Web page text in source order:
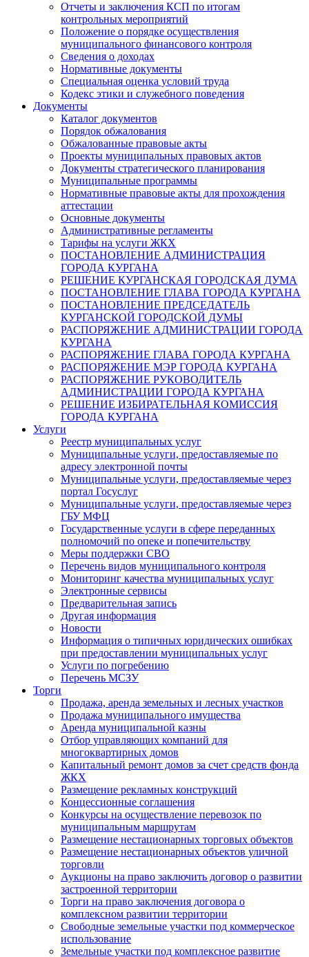
Отчеты и заключения КСП по итогам
контрольных мероприятий
Положение о порядке осуществления
муниципального финансового контроля
Сведения о доходах
Нормативные документы
Специальная оценка условий труда
Кодекс этики и служебного поведения
Документы
Каталог документов
Порядок обжалования
Обжалованные правовые акты
Проекты муниципальных правовых актов
Документы стратегического планирования
Муниципальные программы
Нормативные правовые акты для прохождения
аттестации
Основные документы
Административные регламенты
Тарифы на услуги ЖКХ
ПОСТАНОВЛЕНИЕ АДМИНИСТРАЦИЯ
ГОРОДА КУРГАНА
РЕШЕНИЕ КУРГАНСКАЯ ГОРОДСКАЯ ДУМА
ПОСТАНОВЛЕНИЕ ГЛАВА ГОРОДА КУРГАНА
ПОСТАНОВЛЕНИЕ ПРЕДСЕДАТЕЛЬ
КУРГАНСКОЙ ГОРОДСКОЙ ДУМЫ
РАСПОРЯЖЕНИЕ АДМИНИСТРАЦИИ ГОРОДА
КУРГАНА
РАСПОРЯЖЕНИЕ ГЛАВА ГОРОДА КУРГАНА
РАСПОРЯЖЕНИЕ МЭР ГОРОДА КУРГАНА
РАСПОРЯЖЕНИЕ РУКОВОДИТЕЛЬ
АДМИНИСТРАЦИИ ГОРОДА КУРГАНА
РЕШЕНИЕ ИЗБИРАТЕЛЬНАЯ КОМИССИЯ
ГОРОДА КУРГАНА
Услуги
Реестр муниципальных услуг
Муниципальные услуги, предоставляемые по
адресу электронной почты
Муниципальные услуги, предоставляемые через
портал Госуслуг
Муниципальные услуги, предоставляемые через
ГБУ МФЦ
Государственные услуги в сфере переданных
полномочий по опеке и попечительству
Меры поддержки СВО
Перечень видов муниципального контроля
Мониторинг качества муниципальных услуг
Электронные сервисы
Предварительная запись
Другая информация
Новости
Информация о типичных юридических ошибках
при предоставлении муниципальных услуг
Услуги по погребению
Перечень МСЗУ
Торги
Продажа, аренда земельных и лесных участков
Продажа муниципального имущества
Аренда муниципальной казны
Отбор управляющих компаний для
многоквартирных домов
Капитальный ремонт домов за счет средств фонда
ЖКХ
Размещение рекламных конструкций
Концессионные соглашения
Конкурсы на осуществление перевозок по
муниципальным маршрутам
Размещение нестационарных торговых объектов
Размещение нестационарных объектов уличной
торговли
Аукционы на право заключить договор о развитии
застроенной территории
Торги на право заключения договора о
комплексном развитии территории
Свободные земельные участки под коммерческое
использование
Земельные участки под комплексное развитие